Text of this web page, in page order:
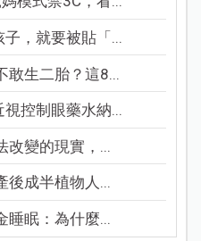
，就要被貼「...
敢生二胎？這8...
控制眼藥水納...
改變的現實，...
後成半植物人...
睡眠：為什麼...